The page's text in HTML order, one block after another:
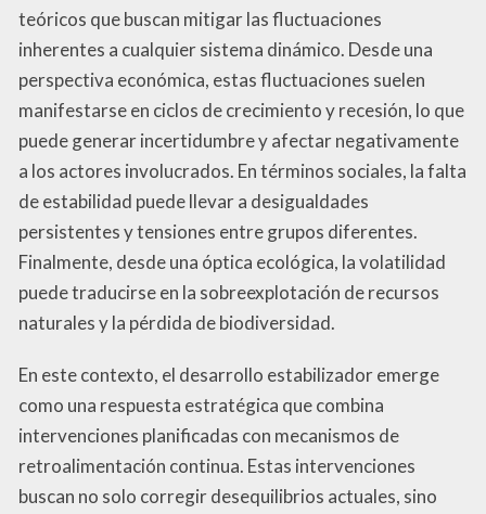
teóricos que buscan mitigar las fluctuaciones
inherentes a cualquier sistema dinámico. Desde una
perspectiva económica, estas fluctuaciones suelen
manifestarse en ciclos de crecimiento y recesión, lo que
puede generar incertidumbre y afectar negativamente
a los actores involucrados. En términos sociales, la falta
de estabilidad puede llevar a desigualdades
persistentes y tensiones entre grupos diferentes.
Finalmente, desde una óptica ecológica, la volatilidad
puede traducirse en la sobreexplotación de recursos
naturales y la pérdida de biodiversidad.
En este contexto, el desarrollo estabilizador emerge
como una respuesta estratégica que combina
intervenciones planificadas con mecanismos de
retroalimentación continua. Estas intervenciones
buscan no solo corregir desequilibrios actuales, sino